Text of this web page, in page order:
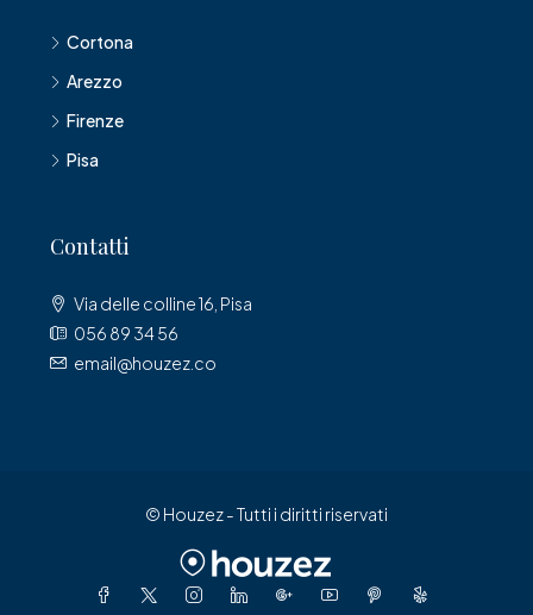
Cortona
Arezzo
Firenze
Pisa
Contatti
Via delle colline 16, Pisa
056 89 34 56
email@houzez.co
© Houzez - Tutti i diritti riservati